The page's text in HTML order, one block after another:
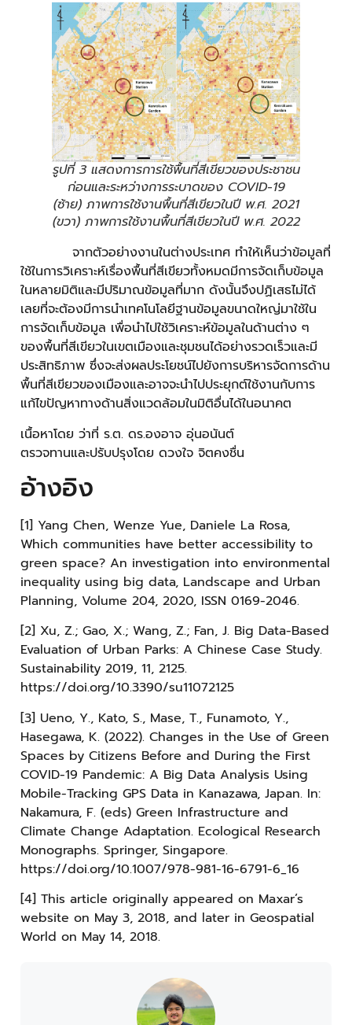
รูปที่ 3 แสดงการการใช้พื้นที่สีเขียวของประชาชน
ก่อนและระหว่างการระบาดของ COVID-19
(ซ้าย) ภาพการใช้งานพื้นที่สีเขียวในปี พ.ศ. 2021
(ขวา) ภาพการใช้งานพื้นที่สีเขียวในปี พ.ศ. 2022
จากตัวอย่างงานในต่างประเทศ ทำให้เห็นว่าข้อมูลที่
ใช้ในการวิเคราะห์เรื่องพื้นที่สีเขียวทั้งหมดมีการจัดเก็บข้อมูล
ในหลายมิติและมีปริมาณข้อมูลที่มาก ดังนั้นจึงปฏิเสธไม่ได้
เลยที่จะต้องมีการนำเทคโนโลยีฐานข้อมูลขนาดใหญ่มาใช้ใน
การจัดเก็บข้อมูล เพื่อนำไปใช้วิเคราะห์ข้อมูลในด้านต่าง ๆ
ของพื้นที่สีเขียวในเขตเมืองและชุมชนได้อย่างรวดเร็วและมี
ประสิทธิภาพ ซึ่งจะส่งผลประโยชน์ไปยังการบริหารจัดการด้าน
พื้นที่สีเขียวของเมืองและอาจจะนำไปประยุกต์ใช้งานกับการ
แก้ไขปัญหาทางด้านสิ่งแวดล้อมในมิติอื่นได้ในอนาคต
เนื้อหาโดย ว่าที่ ร.ต. ดร.องอาจ อุ่นอนันต์
ตรวจทานและปรับปรุงโดย ดวงใจ จิตคงชื่น
อ้างอิง
[1] Yang Chen, Wenze Yue, Daniele La Rosa,
Which communities have better accessibility to
green space? An investigation into environmental
inequality using big data, Landscape and Urban
Planning, Volume 204, 2020, ISSN 0169-2046.
[2] Xu, Z.; Gao, X.; Wang, Z.; Fan, J. Big Data-Based
Evaluation of Urban Parks: A Chinese Case Study.
Sustainability 2019, 11, 2125.
https://doi.org/10.3390/su11072125
[3] Ueno, Y., Kato, S., Mase, T., Funamoto, Y.,
Hasegawa, K. (2022). Changes in the Use of Green
Spaces by Citizens Before and During the First
COVID-19 Pandemic: A Big Data Analysis Using
Mobile-Tracking GPS Data in Kanazawa, Japan. In:
Nakamura, F. (eds) Green Infrastructure and
Climate Change Adaptation. Ecological Research
Monographs. Springer, Singapore.
https://doi.org/10.1007/978-981-16-6791-6_16
[4] This article originally appeared on Maxar’s
website on May 3, 2018, and later in Geospatial
World on May 14, 2018.